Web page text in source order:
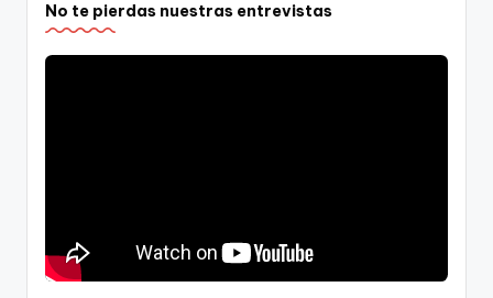
No te pierdas nuestras entrevistas